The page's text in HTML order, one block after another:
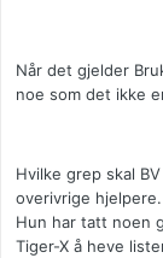
Når det gjelder
noe som det ikke
Hvilke grep skal
overivrige
Hun har tatt noen
Tiger-X å heve